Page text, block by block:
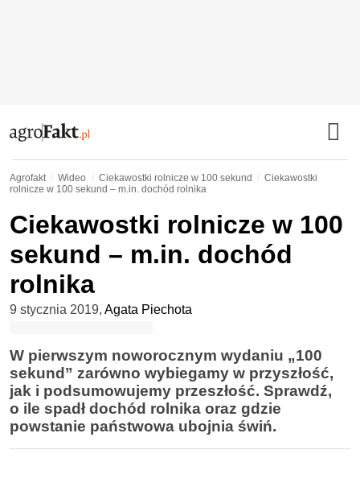
Agrofakt Wideo Ciekawostki rolnicze w 100 sekund
Ciekawostki
rolnicze w 100 sekund – m.in. dochód rolnika
Ciekawostki rolnicze w 100
sekund – m.in. dochód
rolnika
9 stycznia 2019, Agata Piechota
W pierwszym noworocznym wydaniu „100
sekund” zarówno wybiegamy w przyszłość,
jak i podsumowujemy przeszłość. Sprawdź,
o ile spadł dochód rolnika oraz gdzie
powstanie państwowa ubojnia świń.